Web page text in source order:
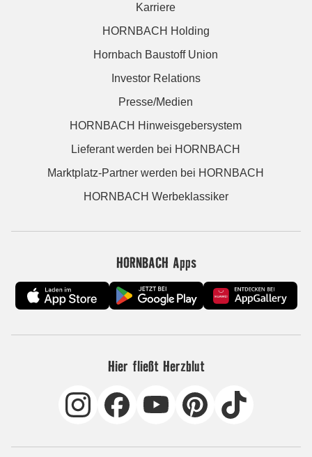
Karriere
HORNBACH Holding
Hornbach Baustoff Union
Investor Relations
Presse/Medien
HORNBACH Hinweisgebersystem
Lieferant werden bei HORNBACH
Marktplatz-Partner werden bei HORNBACH
HORNBACH Werbeklassiker
HORNBACH Apps
Hier fließt Herzblut